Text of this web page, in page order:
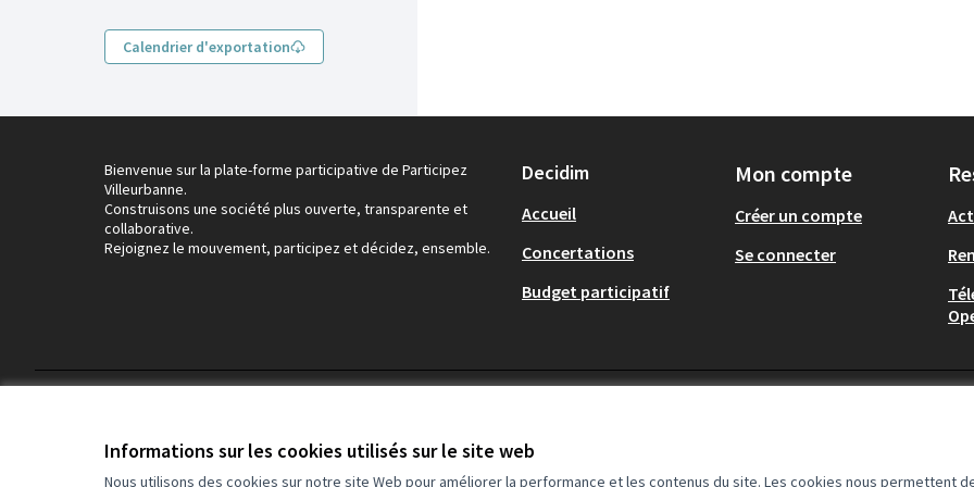
Informations sur les cookies utilisés sur le site web
Nous utilisons des cookies sur notre site Web pour améliorer la performance et les contenus du site. Les cookies nous permettent
Calendrier d'exportation
Bienvenue sur la plate-forme participative de Participez
Villeurbanne.
Construisons une société plus ouverte, transparente et
collaborative.
Rejoignez le mouvement, participez et décidez, ensemble.
Decidim
Accueil
Concertations
Budget participatif
Mon compte
Créer un compte
Se connecter